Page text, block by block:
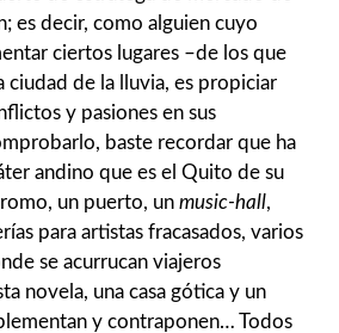
es decir, como alguien cuyo
ciertos lugares –de los que
ciudad de la lluvia, es propiciar
y pasiones en sus
baste recordar que ha
andino que es el Quito de su
un puerto, un music-hall,
para artistas fracasados, varios
se acurrucan viajeros
novela, una casa gótica y un
y contraponen… Todos